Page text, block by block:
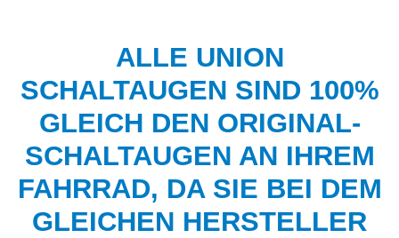
ALLE UNION
SCHALTAUGEN SIND 100%
GLEICH DEN ORIGINAL-
SCHALTAUGEN AN IHREM
FAHRRAD, DA SIE BEI DEM
GLEICHEN HERSTELLER